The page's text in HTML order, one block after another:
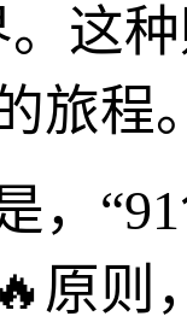
。这
旅程
，
原则